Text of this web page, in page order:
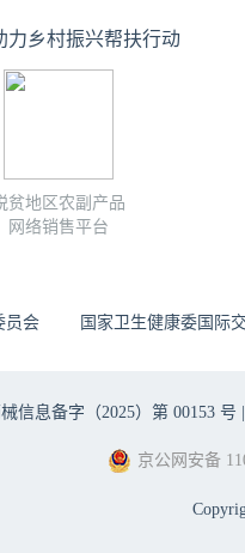
力乡村振兴帮扶行动
贫地区农副产品
网络销售平台
员会 国家卫生健康委国际
信息备字（2025）第 00153 号 |
京公网安备